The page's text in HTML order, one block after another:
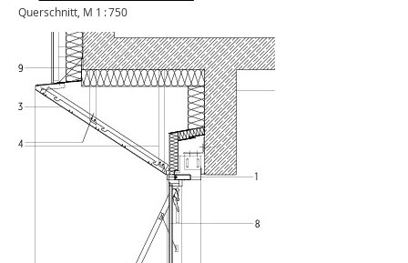
Querschnitt, M 1 : 750